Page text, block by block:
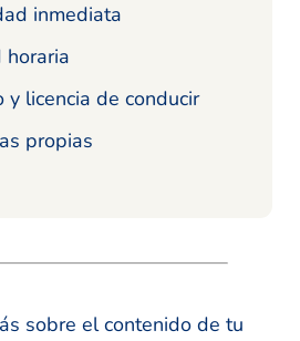
inmediata
horaria
licencia de conducir
propias
sobre el contenido de tu